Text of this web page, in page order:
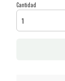
Cantidad